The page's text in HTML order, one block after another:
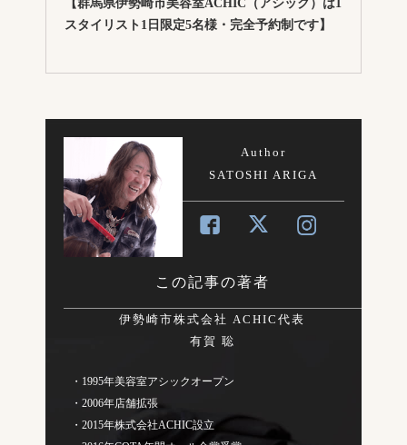
【群馬県伊勢崎市美容室ACHIC（アシック）は1
スタイリスト1日限定5名様・完全予約制です】
Author
SATOSHI ARIGA
この記事の著者
伊勢崎市株式会社 ACHIC代表
有賀 聡
・1995年美容室アシックオープン
・2006年店舗拡張
・2015年株式会社ACHIC設立